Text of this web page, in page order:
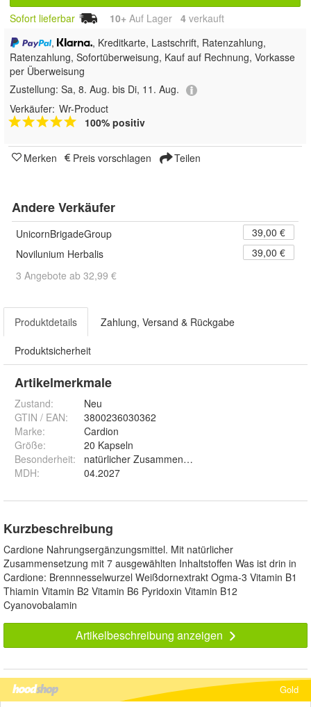
Sofort lieferbar 10+ Auf Lager 4 verkauft
,
, Kreditkarte, Lastschrift, Ratenzahlung,
Ratenzahlung, Sofortüberweisung, Kauf auf Rechnung, Vorkasse
per Überweisung
Zustellung: Sa, 8. Aug. bis Di, 11. Aug.
Verkäufer: Wr-Product
100% positiv
Merken Preis vorschlagen Teilen
Andere Verkäufer
UnicornBrigadeGroup
39,00 €
Novilunium Herbalis
39,00 €
3 Angebote ab 32,99 €
Produktdetails Zahlung, Versand & Rückgabe
Produktsicherheit
Artikelmerkmale
Zustand:
Neu
GTIN / EAN:
3800236030362
Marke:
Cardion
Größe:
20 Kapseln
Besonderheit:
natürlicher Zusammensetzung
MDH: 04.2027
Kurzbeschreibung
Cardione Nahrungsergänzungsmittel. Mit natürlicher
Zusammensetzung mit 7 ausgewählten Inhaltstoffen Was ist drin in
Cardione: Brennnesselwurzel Weißdornextrakt Ogma-3 Vitamin B1
Thiamin Vitamin B2 Vitamin B6 Pyridoxin Vitamin B12
Cyanovobalamin
Artikelbeschreibung anzeigen
Gold